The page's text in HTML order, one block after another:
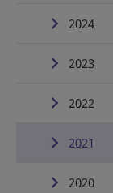
2024
2023
2022
2021
2020